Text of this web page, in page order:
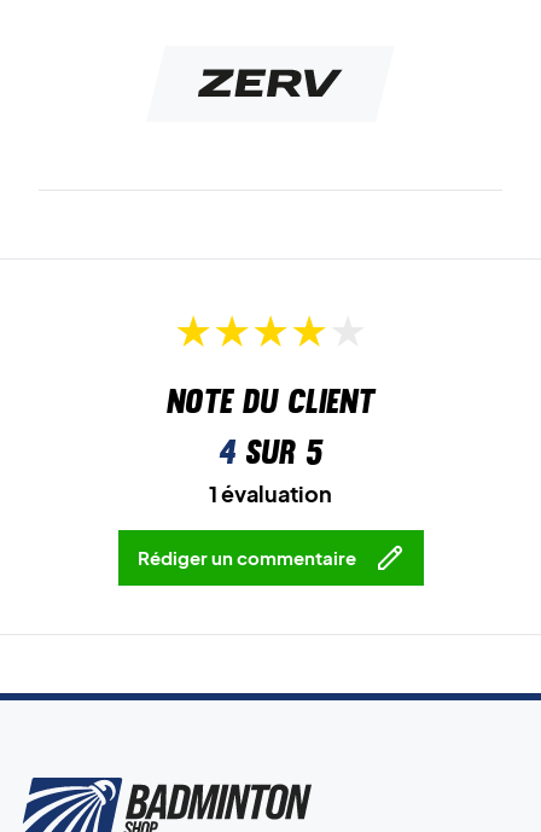
Note du client
4 sur 5
1 évaluation
Rédiger un commentaire